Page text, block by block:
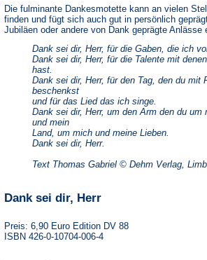
Die fulminante Dankesmotette kann an vielen
finden und fügt sich auch gut in persönlich
Jubiläen oder andere von Dank geprägte Anlässe
Dank sei dir, Herr, für die Gaben, die ich
Dank sei dir, Herr, für die Talente mit
hast.
Dank sei dir, Herr, für den Tag, den du mit
beschenkst
und für das Lied das ich singe.
Dank sei dir, Herr, um den Arm den du
und mein
Land, um mich und meine Lieben.
Dank sei dir, Herr.
Text Thomas Gabriel © Dehm Verlag,
Dank sei dir, Herr
Preis: 6,90 Euro Edition DV 88
ISBN 426-0-10704-006-4